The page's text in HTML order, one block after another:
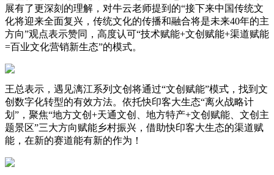
展有了更深刻的理解，对牛云老师提到的“接下来中国传统文
化将迎来全面复兴，传统文化的传播和融合将是未来40年的主
方向”观点表示赞同，高度认可“技术赋能+文创赋能+渠道赋能
=百业文化营销新生态”的模式。
王总表示，遇见漓江系列文创将通过“文创赋能”模式，找到文
创数字化转型的有效方法。依托快印客大生态“离火战略计
划”，聚焦“地方文创+天通文创、地方特产+文创赋能、文创主
题景区”三大方向赋能乡村振兴，借助快印客大生态的渠道赋
能，在新的赛道能有新的作为！